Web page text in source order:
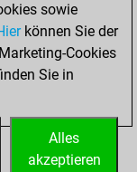
sowie
können Sie der
Cookies
Sie in
Alles
akzeptieren